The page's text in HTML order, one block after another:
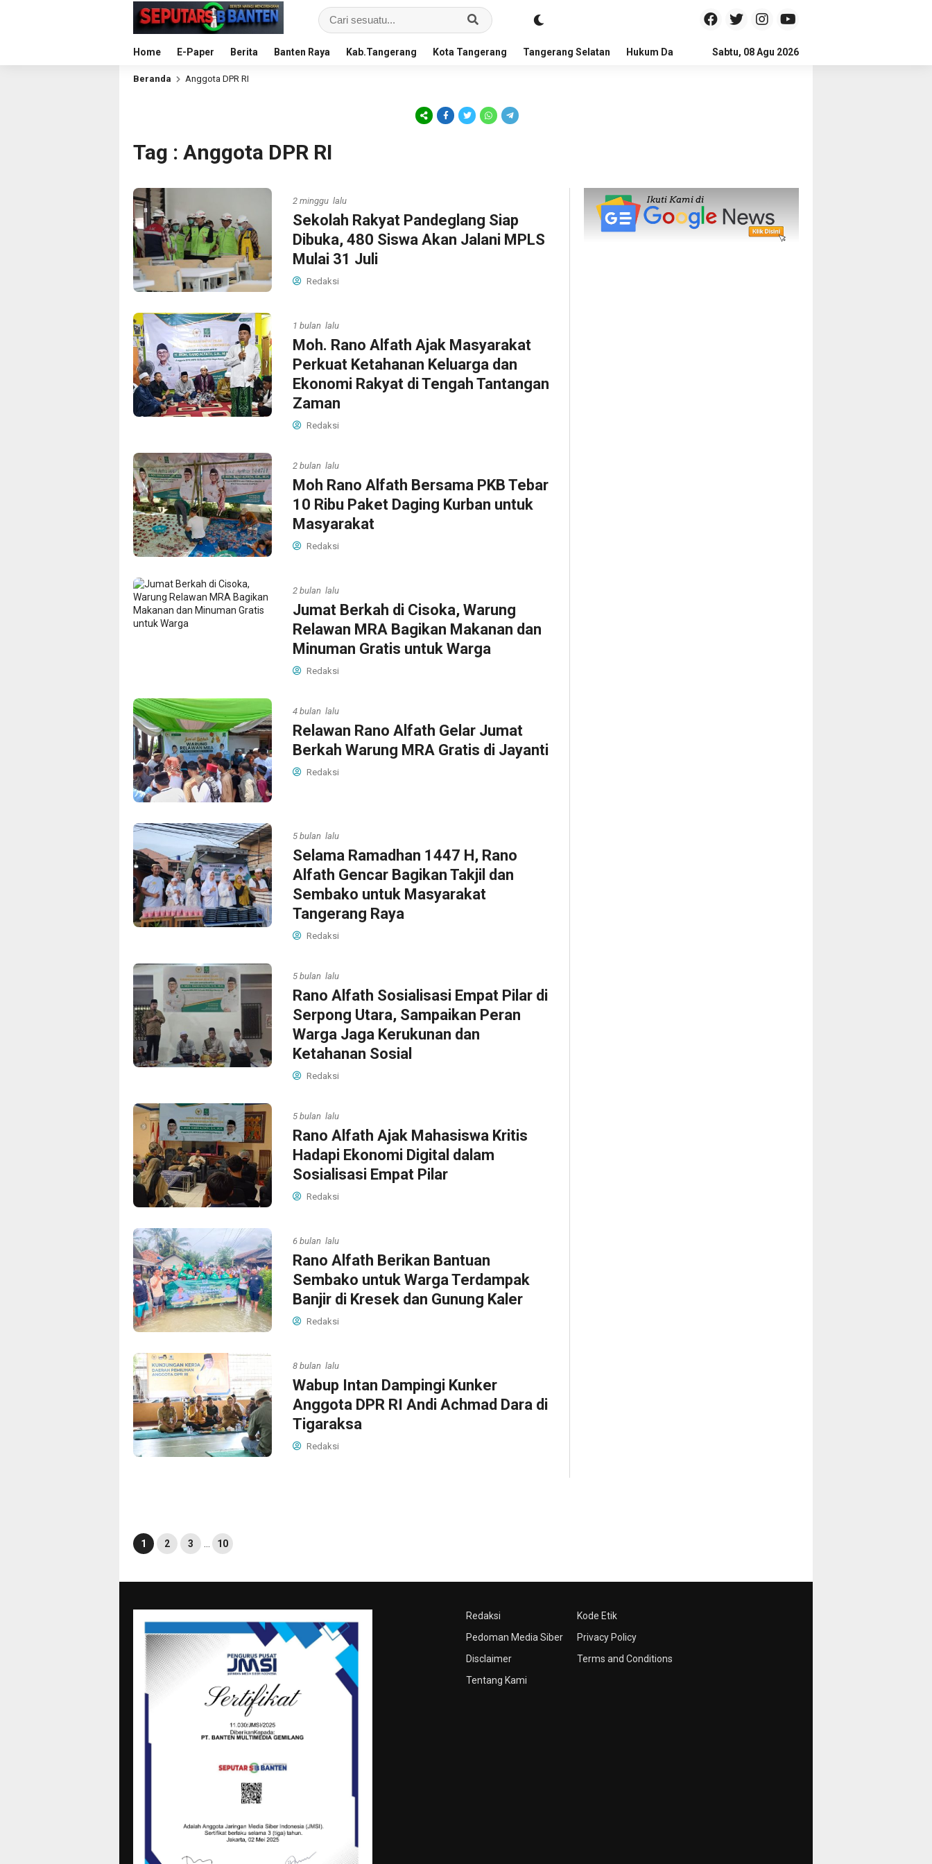
Home E-Paper Berita Banten Raya Kab.Tangerang Kota Tangerang Tangerang Selatan Hukum Dan Kriminal Politik Pendidikan
Sabtu, 08 Agu 2026
Beranda Anggota DPR RI
Tag : Anggota DPR RI
2 minggu lalu
Sekolah Rakyat Pandeglang Siap
Dibuka, 480 Siswa Akan Jalani MPLS
Mulai 31 Juli
Redaksi
1 bulan lalu
Moh. Rano Alfath Ajak Masyarakat
Perkuat Ketahanan Keluarga dan
Ekonomi Rakyat di Tengah Tantangan
Zaman
Redaksi
2 bulan lalu
Moh Rano Alfath Bersama PKB Tebar
10 Ribu Paket Daging Kurban untuk
Masyarakat
Redaksi
2 bulan lalu
Jumat Berkah di Cisoka, Warung
Relawan MRA Bagikan Makanan dan
Minuman Gratis untuk Warga
Redaksi
4 bulan lalu
Relawan Rano Alfath Gelar Jumat
Berkah Warung MRA Gratis di Jayanti
Redaksi
5 bulan lalu
Selama Ramadhan 1447 H, Rano
Alfath Gencar Bagikan Takjil dan
Sembako untuk Masyarakat
Tangerang Raya
Redaksi
5 bulan lalu
Rano Alfath Sosialisasi Empat Pilar di
Serpong Utara, Sampaikan Peran
Warga Jaga Kerukunan dan
Ketahanan Sosial
Redaksi
5 bulan lalu
Rano Alfath Ajak Mahasiswa Kritis
Hadapi Ekonomi Digital dalam
Sosialisasi Empat Pilar
Redaksi
6 bulan lalu
Rano Alfath Berikan Bantuan
Sembako untuk Warga Terdampak
Banjir di Kresek dan Gunung Kaler
Redaksi
8 bulan lalu
Wabup Intan Dampingi Kunker
Anggota DPR RI Andi Achmad Dara di
Tigaraksa
Redaksi
1 2 3 10
Redaksi
Pedoman Media Siber
Disclaimer
Tentang Kami
Kode Etik
Privacy Policy
Terms and Conditions